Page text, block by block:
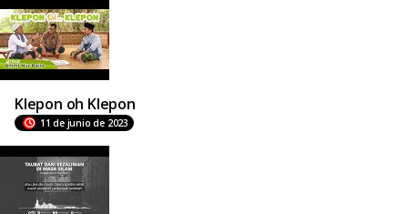
Klepon oh Klepon
11 de junio de 2023